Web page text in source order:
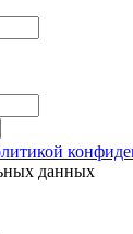
данных